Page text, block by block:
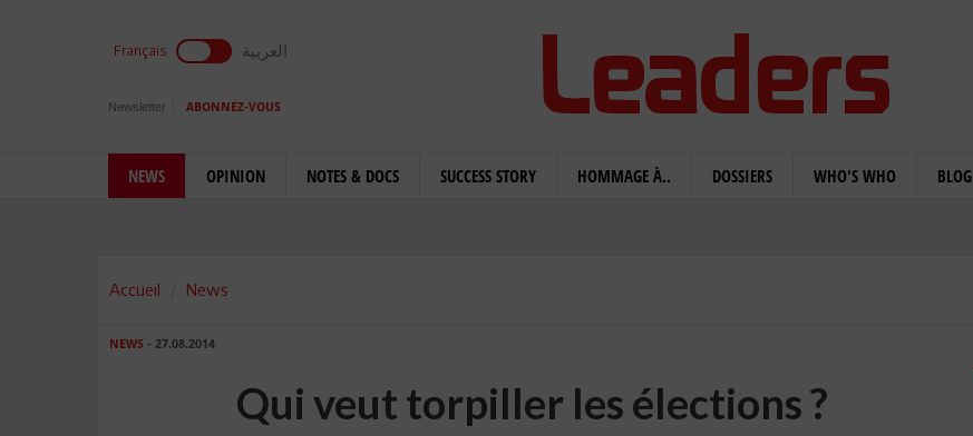
Français العربية
Newsletter ABONNEZ-VOUS
NEWS OPINION NOTES & DOCS SUCCESS STORY HOMMAGE À.. DOSSIERS WHO'S WHO BLOG
Accueil News
NEWS - 27.08.2014
Qui veut torpiller les élections ?